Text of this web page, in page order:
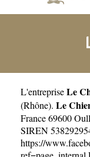
L'entrepriseLe
(Rhône). Le
France 69600
SIREN
https://